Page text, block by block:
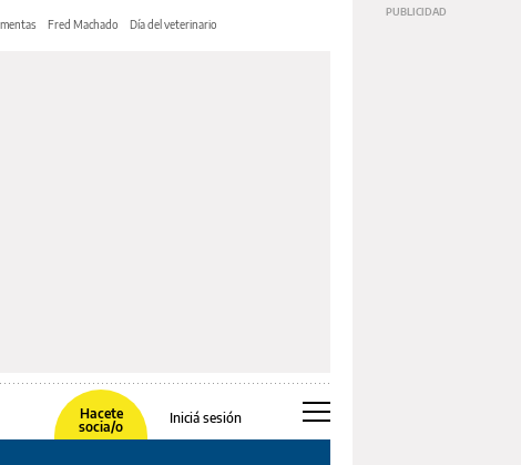
Fred Machado Día del veterinario
Hacete
socia/o
Iniciá sesión